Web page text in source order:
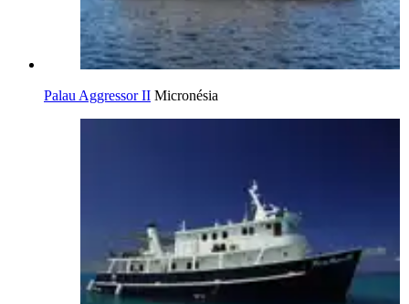
Palau Aggressor II Micronésia